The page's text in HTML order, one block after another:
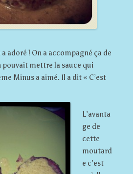
adoré ! On a accompagné ça de
pouvait mettre la sauce qui
Minus a aimé. Il a dit « C’est
L’avanta
ge de
cette
moutard
e c’est